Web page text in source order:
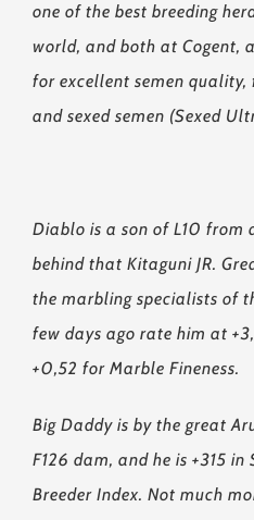
one of the best breeding
world, and both at Cogent,
for excellent semen
and sexed semen (Sexed
Diablo is a son of L10 from
behind that Kitaguni JR.
the marbling specialists of
few days ago rate him at
+0,52 for Marble Fineness.
Big Daddy is by the great
F126 dam, and he is +315 in
Breeder Index. Not much